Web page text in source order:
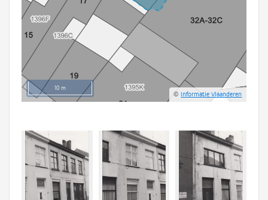
10 m
©Informatie Vlaanderen